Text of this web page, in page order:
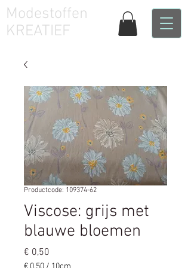
Modestoffen
KREATIEF
Productcode: 109374-62
Viscose: grijs met
blauwe bloemen
€ 0,50